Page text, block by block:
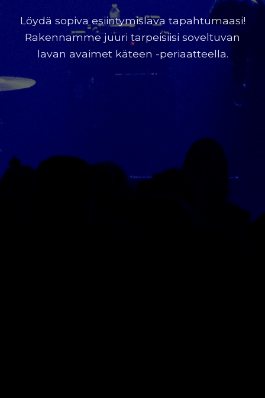
Löydä sopiva esiintymislava tapahtumaasi!
Rakennamme juuri tarpeisiisi soveltuvan
lavan avaimet käteen -periaatteella.